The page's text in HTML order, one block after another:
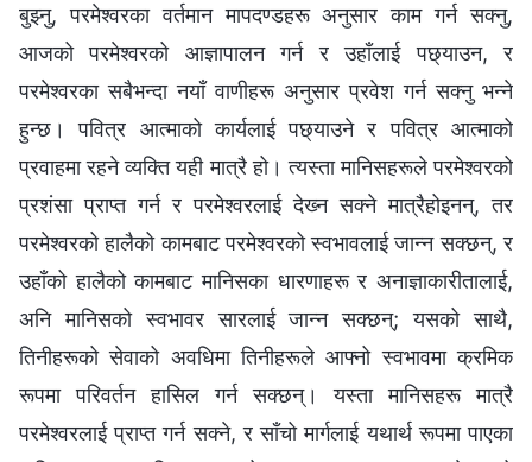
बुझ्‍नु, परमेश्‍वरका वर्तमान मापदण्डहरू अनुसार काम गर्न सक्‍नु,
आजको परमेश्‍वरको आज्ञापालन गर्न र उहाँलाई पछ्याउन, र
परमेश्‍वरका सबैभन्दा नयाँ वाणीहरू अनुसार प्रवेश गर्न सक्‍नु भन्‍ने
हुन्छ। पवित्र आत्‍माको कार्यलाई पछ्याउने र पवित्र आत्माको
प्रवाहमा रहने व्यक्ति यही मात्रै हो। त्यस्ता मानिसहरूले परमेश्‍वरको
प्रशंसा प्राप्त गर्न र परमेश्‍वरलाई देख्‍न सक्ने मात्रैहोइनन्, तर
परमेश्‍वरको हालैको कामबाट परमेश्‍वरको स्वभावलाई जान्‍न सक्छन्, र
उहाँको हालैको कामबाट मानिसका धारणाहरू र अनाज्ञाकारीतालाई,
अनि मानिसको स्वभावर सारलाई जान्‍न सक्छन्; यसको साथै,
तिनीहरूको सेवाको अवधिमा तिनीहरूले आफ्‍नो स्वभावमा क्रमिक
रूपमा परिवर्तन हासिल गर्न सक्छन्। यस्ता मानिसहरू मात्रै
परमेश्‍वरलाई प्राप्त गर्न सक्‍ने, र साँचो मार्गलाई यथार्थ रूपमा पाएका